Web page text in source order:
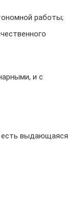
работы;
и с
есть выдающаяся